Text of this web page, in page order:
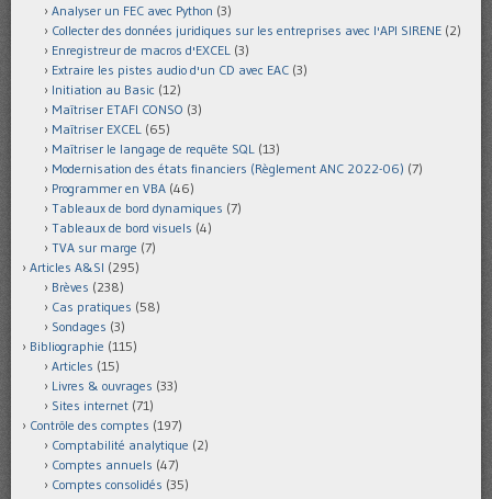
Analyser un FEC avec Python (3)
Collecter des données juridiques sur les entreprises avec l'API SIRENE (2)
Enregistreur de macros d'EXCEL (3)
Extraire les pistes audio d'un CD avec EAC (3)
Initiation au Basic (12)
Maîtriser ETAFI CONSO (3)
Maîtriser EXCEL (65)
Maîtriser le langage de requête SQL (13)
Modernisation des états financiers (Règlement ANC 2022-06) (7)
Programmer en VBA (46)
Tableaux de bord dynamiques (7)
Tableaux de bord visuels (4)
TVA sur marge (7)
Articles A&SI (295)
Brèves (238)
Cas pratiques (58)
Sondages (3)
Bibliographie (115)
Articles (15)
Livres & ouvrages (33)
Sites internet (71)
Contrôle des comptes (197)
Comptabilité analytique (2)
Comptes annuels (47)
Comptes consolidés (35)